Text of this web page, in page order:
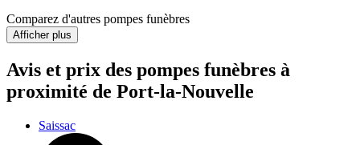
Comparez d'autres pompes funèbres
Afficher plus
Avis et prix des pompes funèbres à
proximité de Port-la-Nouvelle
Saissac